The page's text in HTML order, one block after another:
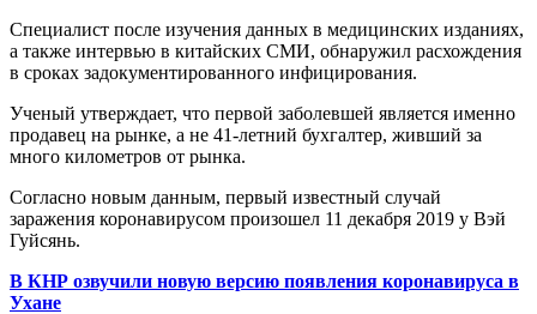
Специалист после изучения данных в медицинских изданиях,
а также интервью в китайских СМИ, обнаружил расхождения
в сроках задокументированного инфицирования.
Ученый утверждает, что первой заболевшей является именно
продавец на рынке, а не 41-летний бухгалтер, живший за
много километров от рынка.
Согласно новым данным, первый известный случай
заражения коронавирусом произошел 11 декабря 2019 у Вэй
Гуйсянь.
В КНР озвучили новую версию появления коронавируса в
Ухане